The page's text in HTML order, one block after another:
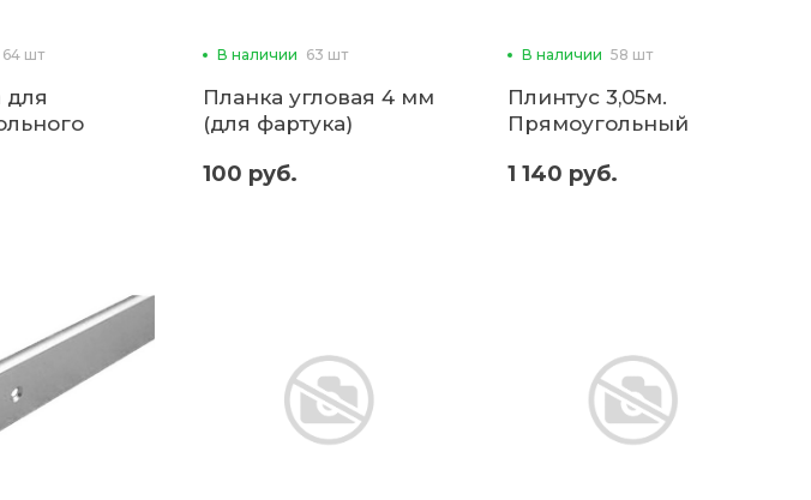
64 шт
для
В наличии 63 шт
Планка угловая 4 мм
(для фартука)
100 руб.
В наличии 58 шт
Плинтус 3,05м.
Прямоугольный
1 140 руб.